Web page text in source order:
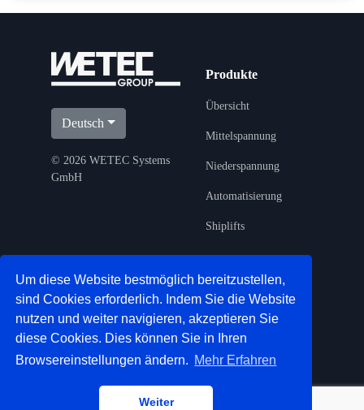
Um diese Website bestmöglich bereitzustellen,
sind Cookies erforderlich. Indem Sie die Website
nutzen und weiter navigieren, akzeptieren Sie
diese Cookies. Dies können Sie in Ihren
Browsereinstellungen ändern. Mehr Erfahren
Weiter
Deutsch
© 2026 WETEC Systems
GmbH
Produkte
Übersicht
Mittelspannung
Niederspannung
Automatisierung
Shiplifts
Services
Engineering
Projektüberwachung
Unternehmen
Historie
Karriere